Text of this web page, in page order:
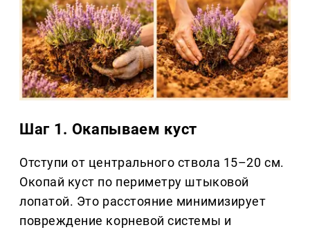
Шаг 1. Окапываем куст
Отступи от центрального ствола 15–20 см.
Окопай куст по периметру штыковой
лопатой. Это расстояние минимизирует
повреждение корневой системы и